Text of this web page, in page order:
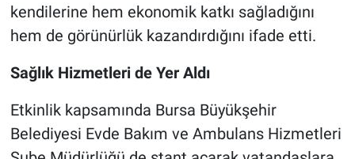
kendilerine hem ekonomik katkı sağladığını
hem de görünürlük kazandırdığını ifade etti.
Sağlık Hizmetleri de Yer Aldı
Etkinlik kapsamında Bursa Büyükşehir
Belediyesi Evde Bakım ve Ambulans Hizmetleri